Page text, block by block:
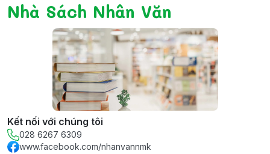
Nhà Sách Nhân Văn
Kết nối với chúng tôi
028 6267 6309
www.facebook.com/nhanvannmk